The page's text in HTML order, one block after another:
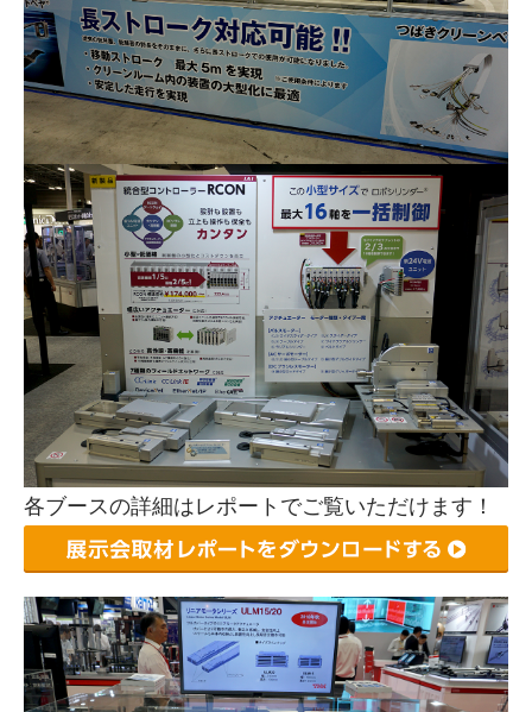
各ブースの詳細はレポートでご覧いただけます！